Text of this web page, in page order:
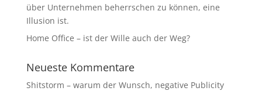
über Unternehmen beherrschen zu können, eine
Illusion ist.
Home Office – ist der Wille auch der Weg?
Neueste Kommentare
Shitstorm – warum der Wunsch, negative Publicity